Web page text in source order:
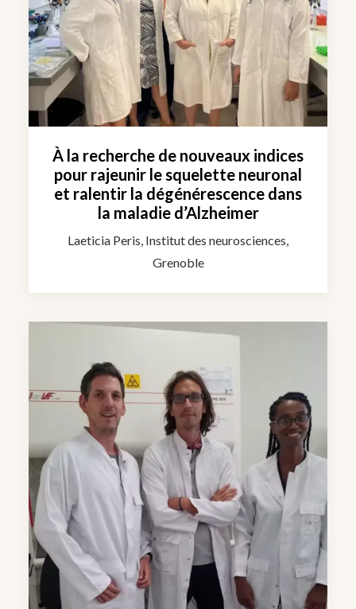
À la recherche de nouveaux indices
pour rajeunir le squelette neuronal
et ralentir la dégénérescence dans
la maladie d’Alzheimer
Laeticia Peris, Institut des neurosciences,
Grenoble